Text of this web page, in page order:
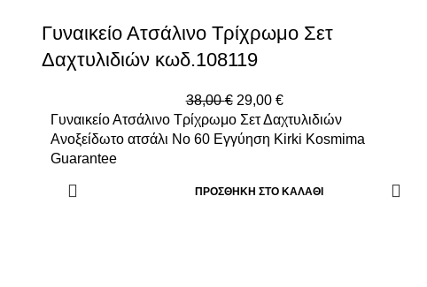
Γυναικείο Ατσάλινο Τρίχρωμο Σετ
Δαχτυλιδιών κωδ.108119
38,00€ 29,00 €
Γυναικείο Ατσάλινο Τρίχρωμο Σετ Δαχτυλιδιών
Ανοξείδωτο ατσάλι Νο 60 Εγγύηση Kirki Kosmima
Guarantee
ΠΡΟΣΘΉΚΗ ΣΤΟ ΚΑΛΆΘΙ